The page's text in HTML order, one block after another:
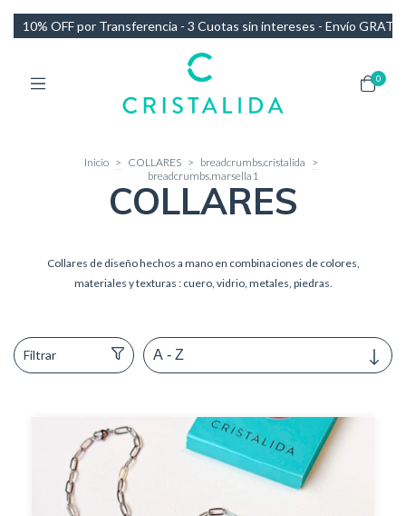
- Envío GRATIS en compras de más de $140.000 10% OFF
0
Inicio > COLLARES > breadcrumbs.cristalida >
breadcrumbs.marsella1
COLLARES
Collares de diseño hechos a mano en combinaciones de colores,
materiales y texturas : cuero, vidrio, metales, piedras.
Filtrar